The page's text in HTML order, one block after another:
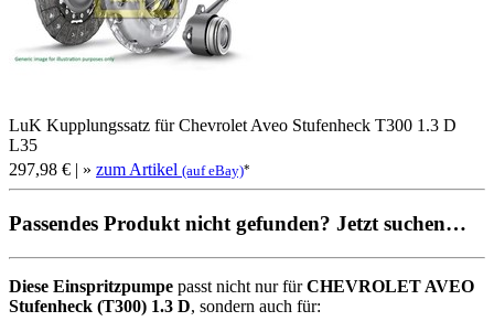
LuK Kupplungssatz für Chevrolet Aveo Stufenheck T300 1.3 D
L35
297,98 € | » zum Artikel (auf eBay)*
Passendes Produkt nicht gefunden? Jetzt suchen…
Diese Einspritzpumpe passt nicht nur fürCHEVROLET AVEO
Stufenheck (T300) 1.3 D, sondern auch für: